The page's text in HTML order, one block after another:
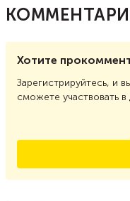
Хотите
Зарегистрируйтесь, и
сможете участвовать в